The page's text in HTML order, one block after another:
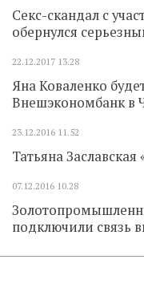
Секс-скандал с
обернулся
22.12.2017 13.28
Яна Коваленко
Внешэкономбанк в
23.12.2016 11.52
Татьяна
07.12.2016 10.28
подключили связь